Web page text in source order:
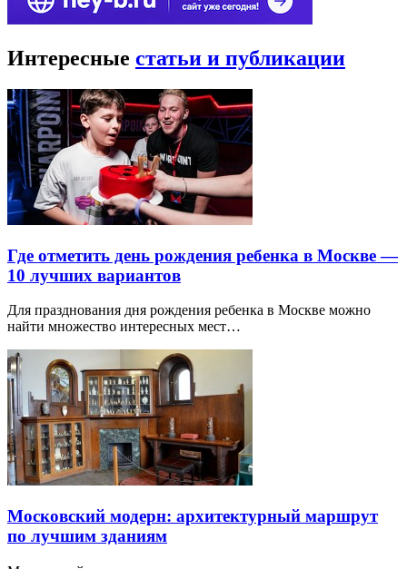
Интересные статьи и публикации
Где отметить день рождения ребенка в Москве —
10 лучших вариантов
Для празднования дня рождения ребенка в Москве можно
найти множество интересных мест…
Московский модерн: архитектурный маршрут
по лучшим зданиям